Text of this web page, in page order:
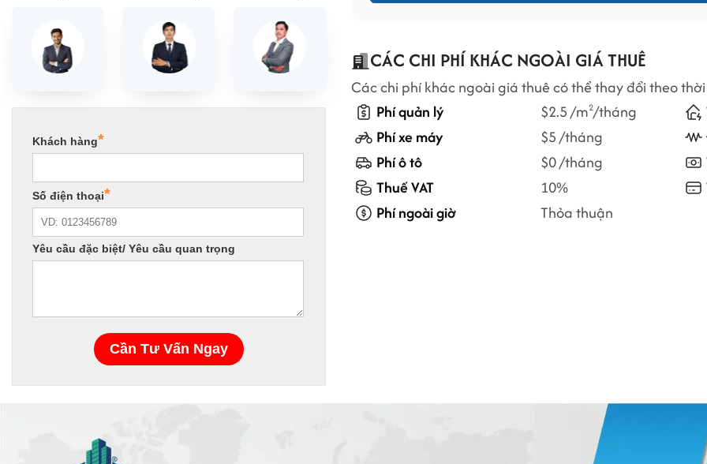
CÁC CHI PHÍ KHÁC NGOÀI GIÁ THUÊ
Các chi phí khác ngoài giá thuê có thể thay đổi theo
Phí quản lý
$2.5 /m2/tháng
Phí xe máy
$5 /tháng
Phí ô tô
$0 /tháng
Thuế VAT
10%
Phí ngoài giờ
Thỏa thuận